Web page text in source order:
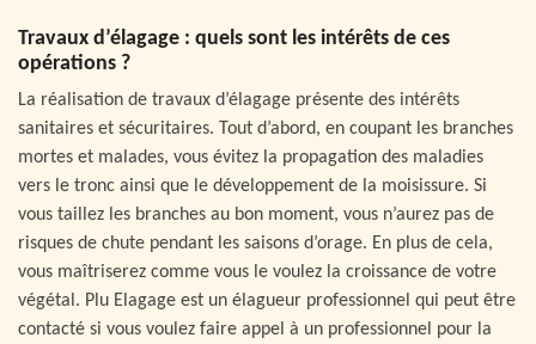
Travaux d’élagage : quels sont les intérêts de ces
opérations ?
La réalisation de travaux d’élagage présente des intérêts
sanitaires et sécuritaires. Tout d’abord, en coupant les branches
mortes et malades, vous évitez la propagation des maladies
vers le tronc ainsi que le développement de la moisissure. Si
vous taillez les branches au bon moment, vous n’aurez pas de
risques de chute pendant les saisons d’orage. En plus de cela,
vous maîtriserez comme vous le voulez la croissance de votre
végétal. Plu Elagage est un élagueur professionnel qui peut être
contacté si vous voulez faire appel à un professionnel pour la